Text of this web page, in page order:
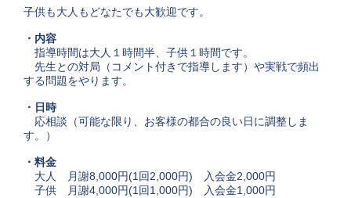
子供も大人もどなたでも大歓迎です。
・内容
指導時間は大人１時間半、子供１時間です。
先生との対局（コメント付きで指導します）や実戦で頻出
する問題をやります。
・日時
応相談（可能な限り、お客様の都合の良い日に調整しま
す。）
・料金
大人 月謝8,000円(1回2,000円) 入会金2,000円
子供 月謝4,000円(1回1,000円) 入会金1,000円